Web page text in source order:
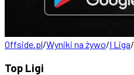
Offside.pl/Wyniki na żywo/I Liga/
Top Ligi